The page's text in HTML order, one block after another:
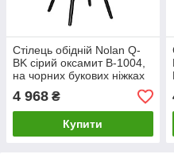
Стілець обідній Nolan Q-
BK сірий оксамит В-1004,
на чорних букових ніжках
4 968 ₴
Купити